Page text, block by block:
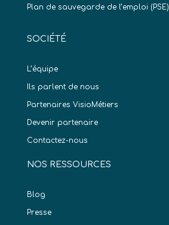
Plan de sauvegarde de l’emploi (PSE)
SOCIÉTÉ
L’équipe
Ils parlent de nous
Partenaires VisioMétiers
Devenir partenaire
Contactez-nous
NOS RESSOURCES
Blog
Presse